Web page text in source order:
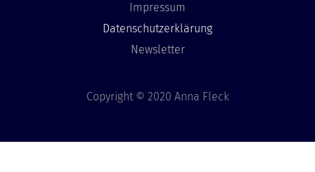
Impressum
Datenschutzerklärung
Newsletter
Copyright © 2020 Anna Fleck